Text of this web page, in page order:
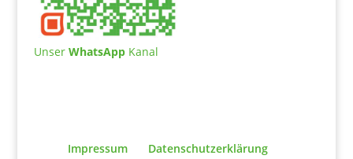
Unser WhatsAppKanal
Impressum Datenschutzerklärung